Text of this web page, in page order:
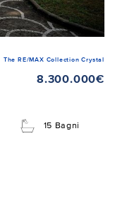
The RE/MAX Collection Crystal
8.300.000€
15 Bagni